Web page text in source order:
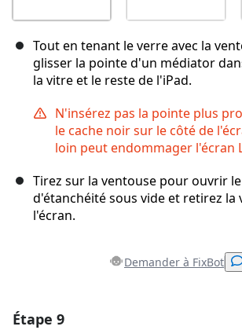
Tout en tenant le verre avec la
glisser la pointe d'un médiator
la vitre et le reste de l'iPad.
N'insérez pas la pointe plus
le cache noir sur le côté de
loin peut endommager l'écran
Tirez sur la ventouse pour ouvrir
d'étanchéité sous vide et retirez la
l'écran.
Demander à FixBot
Étape 9